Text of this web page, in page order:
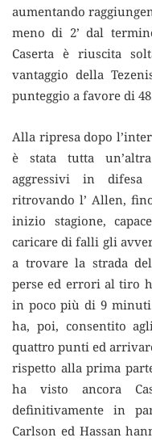
aumentando
meno di 2’ dal
Caserta è riuscita
vantaggio della
punteggio a favore di
Alla ripresa dopo
è stata tutta
aggressivi in
ritrovando l’ Allen,
inizio stagione,
caricare di falli gli
a trovare la strada
perse ed errori al tiro
in poco più di 9 minuti.
ha, poi, consentito
quattro punti ed
rispetto alla prima
ha visto ancora
definitivamente in
Carlson ed Hassan